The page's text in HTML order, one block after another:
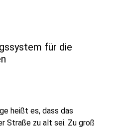
für die
heißt es, dass das
Straße zu alt sei. Zu groß